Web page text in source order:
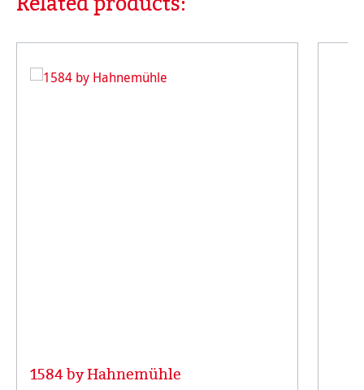
1584 by Hahnemühle